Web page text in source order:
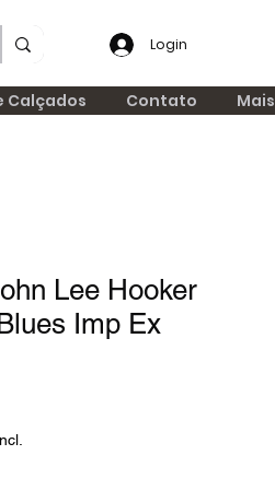
Login
Calçados Contato Mais
Lee Hooker
Imp Ex